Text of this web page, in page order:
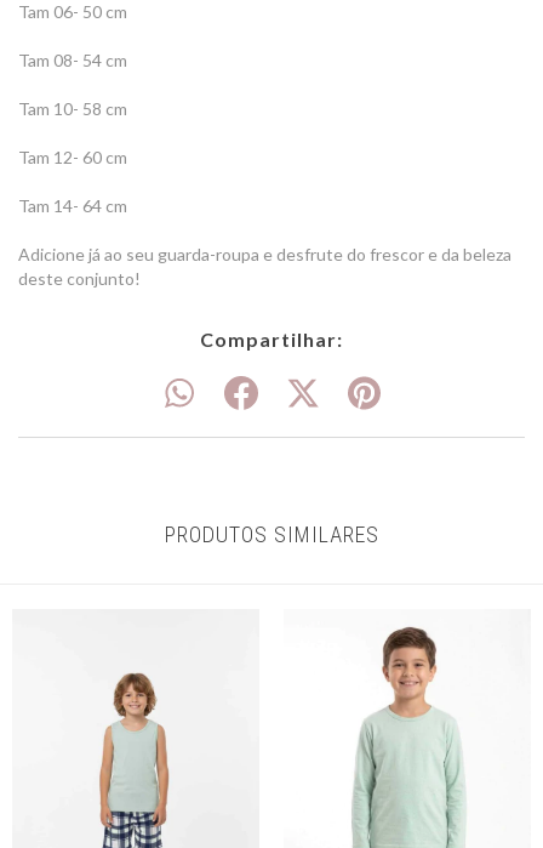
Tam 06- 50 cm
Tam 08- 54 cm
Tam 10- 58 cm
Tam 12- 60 cm
Tam 14- 64 cm
Adicione já ao seu guarda-roupa e desfrute do frescor e da beleza
deste conjunto!
Compartilhar:
PRODUTOS SIMILARES